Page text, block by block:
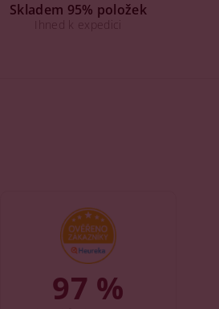
Skladem 95% položek
Ihned k expedici
97 %